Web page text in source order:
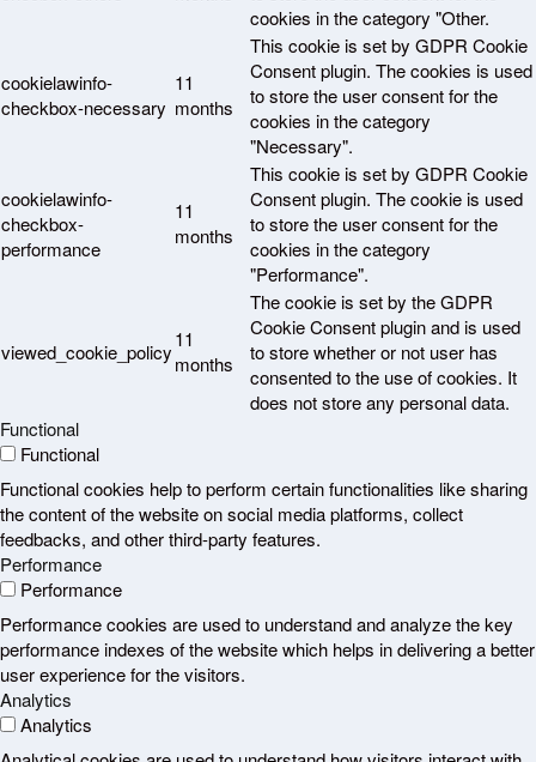
cookies in the category "Other.
cookielawinfo-
checkbox-necessary
11
months
This cookie is set by GDPR Cookie
Consent plugin. The cookies is used
to store the user consent for the
cookies in the category
"Necessary".
cookielawinfo-
checkbox-
performance
11
months
This cookie is set by GDPR Cookie
Consent plugin. The cookie is used
to store the user consent for the
cookies in the category
"Performance".
viewed_cookie_policy
11
months
The cookie is set by the GDPR
Cookie Consent plugin and is used
to store whether or not user has
consented to the use of cookies. It
does not store any personal data.
Functional
Functional
Functional cookies help to perform certain functionalities like sharing
the content of the website on social media platforms, collect
feedbacks, and other third-party features.
Performance
Performance
Performance cookies are used to understand and analyze the key
performance indexes of the website which helps in delivering a better
user experience for the visitors.
Analytics
Analytics